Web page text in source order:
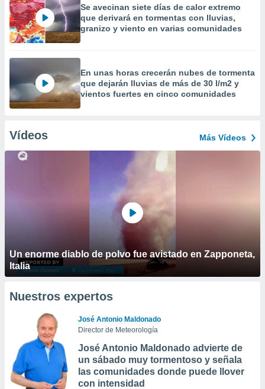
Se avecinan siete días de calor extremo
que derivará en tormentas con lluvias,
granizo y viento en varias comunidades
En unas horas crecerán nubes de tormenta
que dejarán lluvias de más de 30 l/m2 y
vientos fuertes en cinco comunidades
Vídeos Más Vídeos
Un enorme diablo de polvo fue avistado en Zapponeta,
Italia
Nuestros expertos
José Antonio Maldonado
Director de Meteorología
José Antonio Maldonado advierte de
un sábado muy tormentoso y señala
las comunidades donde puede llover
con intensidad